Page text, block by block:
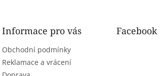
Informace pro vás
Obchodní podmínky
Reklamace a vrácení
Facebook